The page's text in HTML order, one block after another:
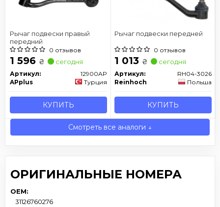
Рычаг подвески правый
передний
0 отзывов
1 596 ₴ сегодня
Артикул:
12900AP
APplus
Турция
КУПИТЬ
Рычаг подвески передней
0 отзывов
1 013 ₴ сегодня
Артикул:
RH04-3026
Reinhoch
Польша
КУПИТЬ
Смотреть все аналоги ↓
ОРИГИНАЛЬНЫЕ НОМЕРА
OEM:
31126760276